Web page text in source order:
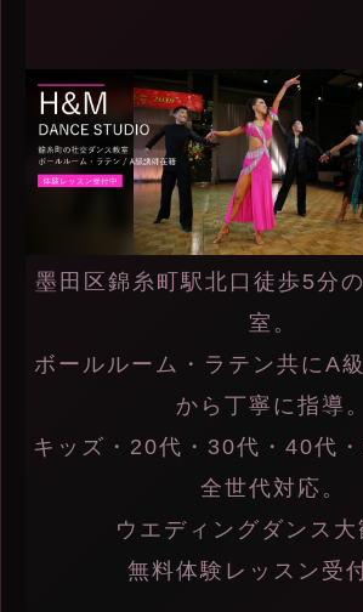
墨田区錦糸町駅北口徒歩5分
室。
ボールルーム・ラテン共にA
から丁寧に指導。
キッズ・20代・30代・40代
全世代対応。
ウエディングダンス大
無料体験レッスン受